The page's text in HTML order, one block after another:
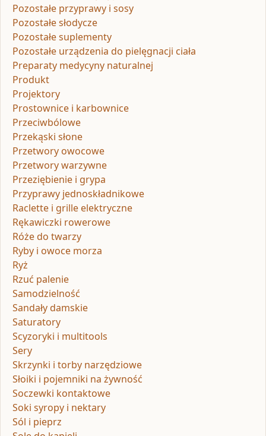
Pozostałe przyprawy i sosy
Pozostałe słodycze
Pozostałe suplementy
Pozostałe urządzenia do pielęgnacji ciała
Preparaty medycyny naturalnej
Produkt
Projektory
Prostownice i karbownice
Przeciwbólowe
Przekąski słone
Przetwory owocowe
Przetwory warzywne
Przeziębienie i grypa
Przyprawy jednoskładnikowe
Raclette i grille elektryczne
Rękawiczki rowerowe
Róże do twarzy
Ryby i owoce morza
Ryż
Rzuć palenie
Samodzielność
Sandały damskie
Saturatory
Scyzoryki i multitools
Sery
Skrzynki i torby narzędziowe
Słoiki i pojemniki na żywność
Soczewki kontaktowe
Soki syropy i nektary
Sól i pieprz